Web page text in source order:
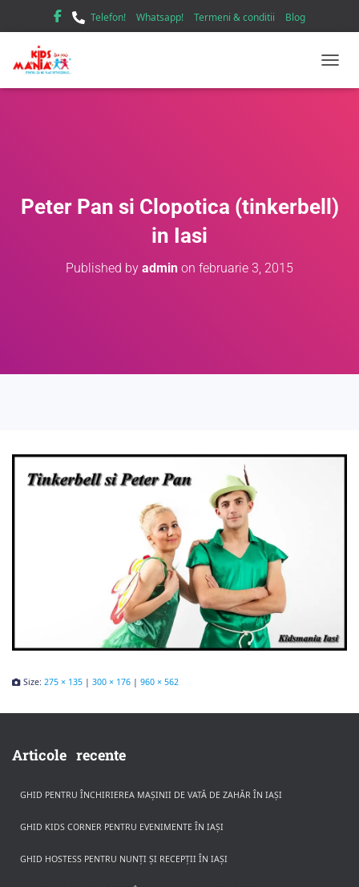
Telefon! Whatsapp! Termeni & conditii Blog
Peter Pan si Clopotica (tinkerbell)
in Iasi
Published by admin on februarie 3, 2015
Size: 275 × 135 | 300 × 176 | 960 × 562
Articole recente
GHID PENTRU ÎNCHIRIEREA MAȘINII DE VATĂ DE ZAHĂR ÎN IAȘI
GHID KIDS CORNER PENTRU EVENIMENTE ÎN IAȘI
GHID HOSTESS PENTRU NUNȚI ȘI RECEPȚII ÎN IAȘI